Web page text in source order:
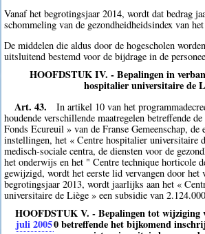
Vanaf het begrotingsjaar 2014, wordt dat bedrag
schommeling van de gezondheidheidsindex van
De middelen die aldus door de hogescholen
uitsluitend bestemd voor de bijdrage in de
HOOFDSTUK IV. - Bepalingen in
hospitalier universitaire de
Art. 43.
In artikel 10 van het
houdende verschillende maatregelen betreffende
Fonds Ecureuil » van de Franse Gemeenschap,
instellingen, het « Centre hospitalier universitaire
medisch-sociale centra, de diensten voor de
het onderwijs en het " Centre technique horticole
gewijzigd, wordt het eerste lid vervangen door het
begrotingsjaar 2013, wordt jaarlijks aan het «
universitaire de Liège » een subsidie van
HOOFDSTUK V. - Bepalingen tot wijziging
juli 20050betreffende het bijkomend